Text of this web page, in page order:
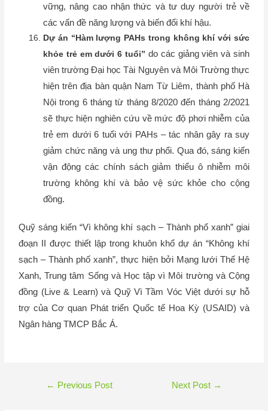
vững, nâng cao nhận thức và tư duy người trẻ về
các vấn đề năng lượng và biến đổi khí hậu.
Dự án “Hàm lượng PAHs trong không khí với sức
khỏe trẻ em dưới 6 tuổi” do các giảng viên và sinh
viên trường Đại học Tài Nguyên và Môi Trường thực
hiện trên địa bàn quận Nam Từ Liêm, thành phố Hà
Nội trong 6 tháng từ tháng 8/2020 đến tháng 2/2021
sẽ thực hiện nghiên cứu về mức độ phơi nhiễm của
trẻ em dưới 6 tuổi với PAHs – tác nhân gây ra suy
giảm chức năng và ung thư phổi. Qua đó, sáng kiến
vận động các chính sách giảm thiểu ô nhiễm môi
trường không khí và bảo vệ sức khỏe cho cộng
đồng.
Quỹ sáng kiến “Vì không khí sạch – Thành phố xanh” giai
đoạn II được thiết lập trong khuôn khổ dự án “Không khí
sạch – Thành phố xanh”, thực hiện bởi Mạng lưới Thế Hệ
Xanh, Trung tâm Sống và Học tập vì Môi trường và Cộng
đồng (Live & Learn) và Quỹ Vì Tầm Vóc Việt dưới sự hỗ
trợ của Cơ quan Phát triển Quốc tế Hoa Kỳ (USAID) và
Ngân hàng TMCP Bắc Á.
← Previous Post Next Post →